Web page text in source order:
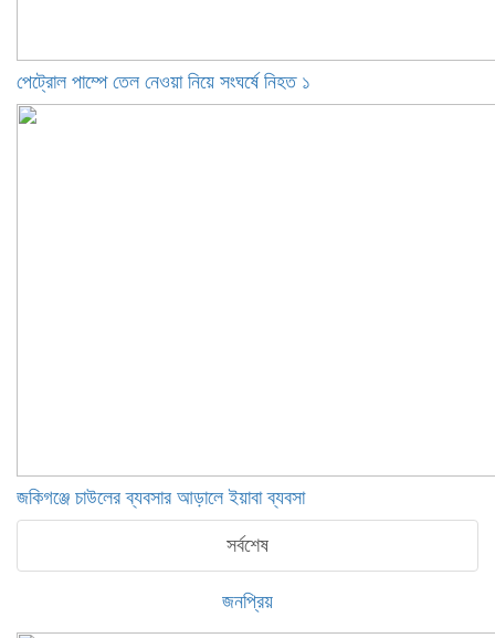
পেট্রোল পাম্পে তেল নেওয়া নিয়ে সংঘর্ষে নিহত ১
জকিগঞ্জে চাউলের ব্যবসার আড়ালে ইয়াবা ব্যবসা
সর্বশেষ
জনপ্রিয়